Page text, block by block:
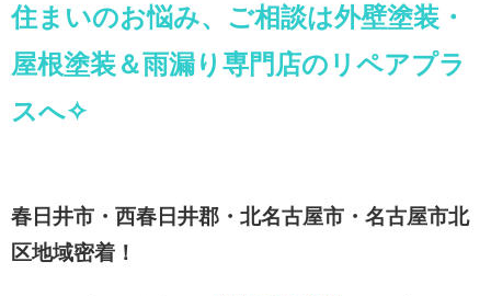
住まいのお悩み、ご相談は外壁塗装・
屋根塗装＆雨漏り専門店のリペアプラ
スへ✧
春日井市・西春日井郡・北名古屋市・名古屋市北
区地域密着！